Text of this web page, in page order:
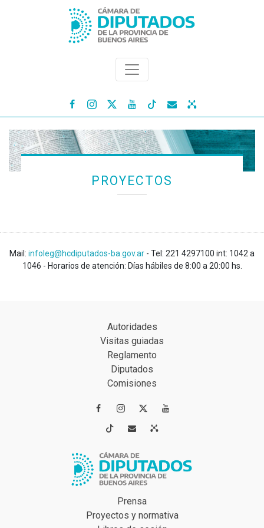
   
PROYECTOS
Mail: infoleg@hcdiputados-ba.gov.ar - Tel: 221 4297100 int: 1042 a
1046 - Horarios de atención: Días hábiles de 8:00 a 20:00 hs.
Autoridades
Visitas guiadas
Reglamento
Diputados
Comisiones
 
 
Prensa
Proyectos y normativa